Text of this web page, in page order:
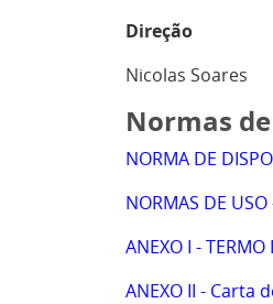
Direção
Nicolas Soares
Normas
NORMA DE
NORMAS DE USO
ANEXO I - TERMO
ANEXO II - Carta